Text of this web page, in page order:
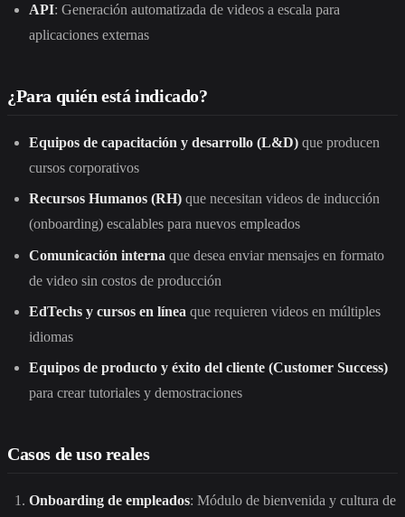
API: Generación automatizada de videos a escala para
aplicaciones externas
¿Para quién está indicado?
Equipos de capacitación y desarrollo (L&D) que producen
cursos corporativos
Recursos Humanos (RH) que necesitan videos de inducción
(onboarding) escalables para nuevos empleados
Comunicación interna que desea enviar mensajes en formato
de video sin costos de producción
EdTechs y cursos en línea que requieren videos en múltiples
idiomas
Equipos de producto y éxito del cliente (Customer Success)
para crear tutoriales y demostraciones
Casos de uso reales
Onboarding de empleados: Módulo de bienvenida y cultura de